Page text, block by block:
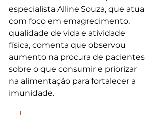
especialista Alline Souza, que atua
com foco em emagrecimento,
qualidade de vida e atividade
física, comenta que observou
aumento na procura de pacientes
sobre o que consumir e priorizar
na alimentação para fortalecer a
imunidade.